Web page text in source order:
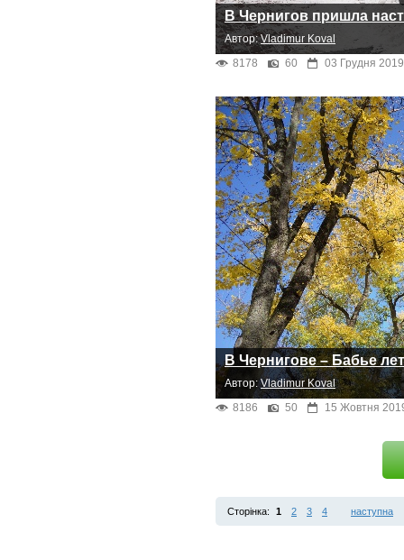
В Чернигов пришла
Автор:Vladimur Koval
8178
60 03 Грудня
В Чернигове – Бабье
Автор: Vladimur Koval
8186
50 15 Жовтня
Сторінка: 1 2 3 4 наступна